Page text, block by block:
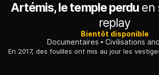
Artémis, le temple perdu en
replay
Bientôt disponible
Documentaires
Civilisations